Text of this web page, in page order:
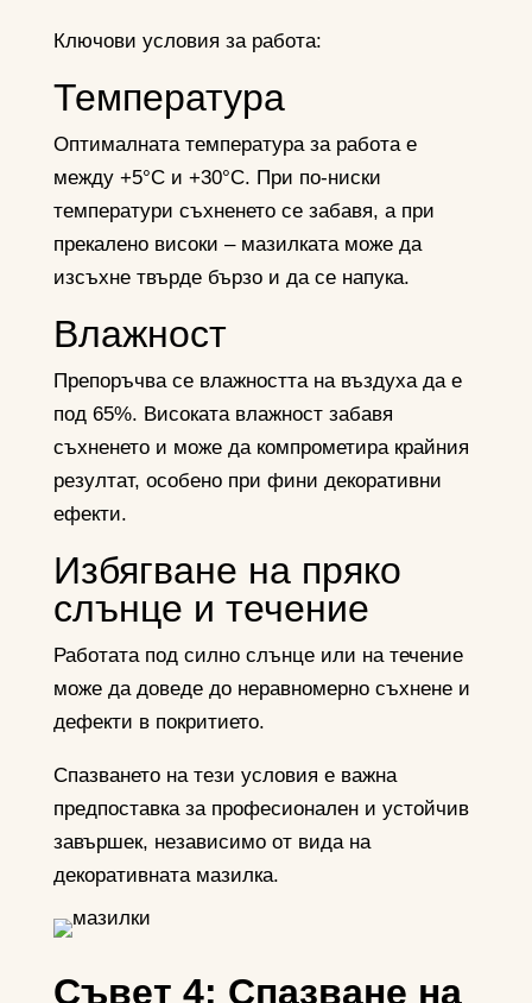
Ключови условия за работа:
Температура
Оптималната температура за работа е
между +5°C и +30°C. При по-ниски
температури съхненето се забавя, а при
прекалено високи – мазилката може да
изсъхне твърде бързо и да се напука.
Влажност
Препоръчва се влажността на въздуха да е
под 65%. Високата влажност забавя
съхненето и може да компрометира крайния
резултат, особено при фини декоративни
ефекти.
Избягване на пряко
слънце и течение
Работата под силно слънце или на течение
може да доведе до неравномерно съхнене и
дефекти в покритието.
Спазването на тези условия е важна
предпоставка за професионален и устойчив
завършек, независимо от вида на
декоративната мазилка.
Съвет 4: Спазване на